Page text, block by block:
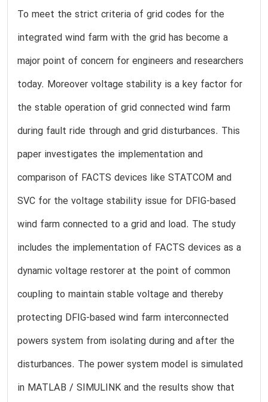
To meet the strict criteria of grid codes for the
integrated wind farm with the grid has become a
major point of concern for engineers and researchers
today. Moreover voltage stability is a key factor for
the stable operation of grid connected wind farm
during fault ride through and grid disturbances. This
paper investigates the implementation and
comparison of FACTS devices like STATCOM and
SVC for the voltage stability issue for DFIG-based
wind farm connected to a grid and load. The study
includes the implementation of FACTS devices as a
dynamic voltage restorer at the point of common
coupling to maintain stable voltage and thereby
protecting DFIG-based wind farm interconnected
powers system from isolating during and after the
disturbances. The power system model is simulated
in MATLAB / SIMULINK and the results show that